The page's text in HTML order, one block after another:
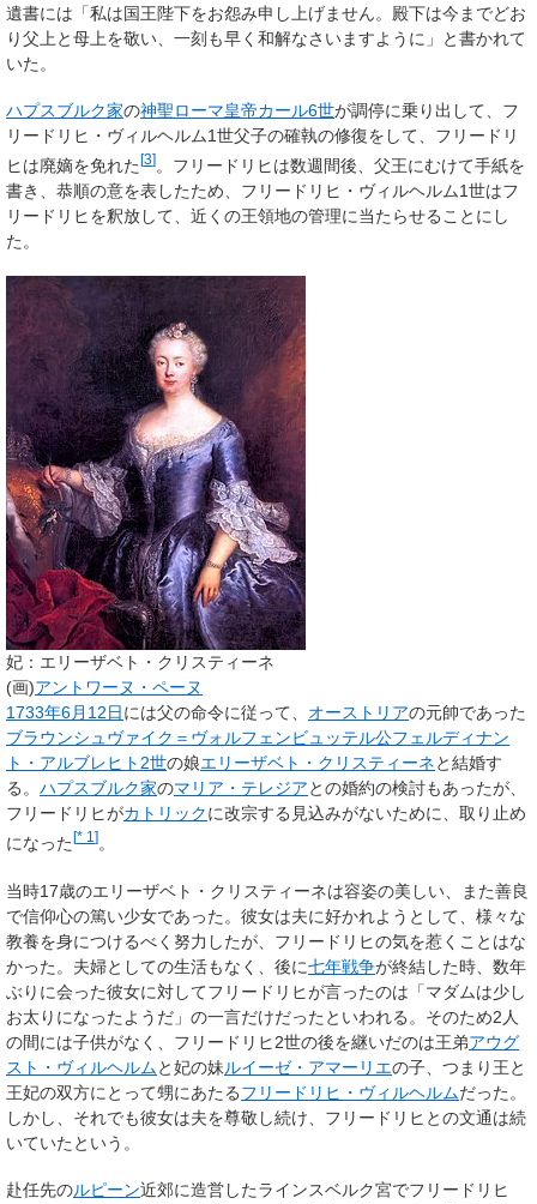
遺書には「私は国王陛下をお怨み申し上げません。殿下は今までどお
り父上と母上を敬い、一刻も早く和解なさいますように」と書かれて
いた。
ハプスブルク家の神聖ローマ皇帝カール6世が調停に乗り出して、フ
リードリヒ・ヴィルヘルム1世父子の確執の修復をして、フリードリ
ヒは廃嫡を免れた [3] 。フリードリヒは数週間後、父王にむけて手紙を
書き、恭順の意を表したため、フリードリヒ・ヴィルヘルム1世はフ
リードリヒを釈放して、近くの王領地の管理に当たらせることにし
た。
妃：エリーザベト・クリスティーネ
(画)アントワーヌ・ペーヌ
1733年6月12日には父の命令に従って、 オーストリアの元帥であった
ブラウンシュヴァイク＝ヴォルフェンビュッテル公フェルディナン
ト・アルブレヒト2世の娘エリーザベト・クリスティーネと結婚す
る。 ハプスブルク家のマリア・テレジアとの婚約の検討もあったが、
フリードリヒがカトリックに改宗する見込みがないために、取り止め
になった [* 1 ] 。
当時17歳のエリーザベト・クリスティーネは容姿の美しい、また善良
で信仰心の篤い少女であった。彼女は夫に好かれようとして、様々な
教養を身につけるべく努力したが、フリードリヒの気を惹くことはな
かった。夫婦としての生活もなく、後に七年戦争が終結した時、数年
ぶりに会った彼女に対してフリードリヒが言ったのは「マダムは少し
お太りになったようだ」の一言だけだったといわれる。そのため2人
の間には子供がなく、フリードリヒ2世の後を継いだのは王弟アウグ
スト・ヴィルヘルムと妃の妹ルイーゼ・アマーリエの子、つまり王と
王妃の双方にとって甥にあたるフリードリヒ・ヴィルヘルムだった。
しかし、それでも彼女は夫を尊敬し続け、フリードリヒとの文通は続
いていたという。
赴任先のルピーン近郊に造営したラインスベルク宮でフリードリヒ